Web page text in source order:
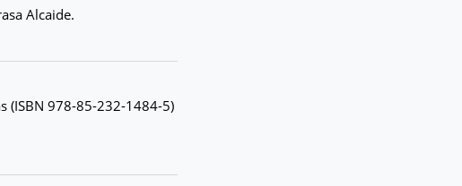
Alcaide.
(ISBN 978-85-232-1484-5)